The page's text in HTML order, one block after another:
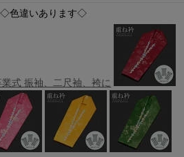
◇色違いあります◇